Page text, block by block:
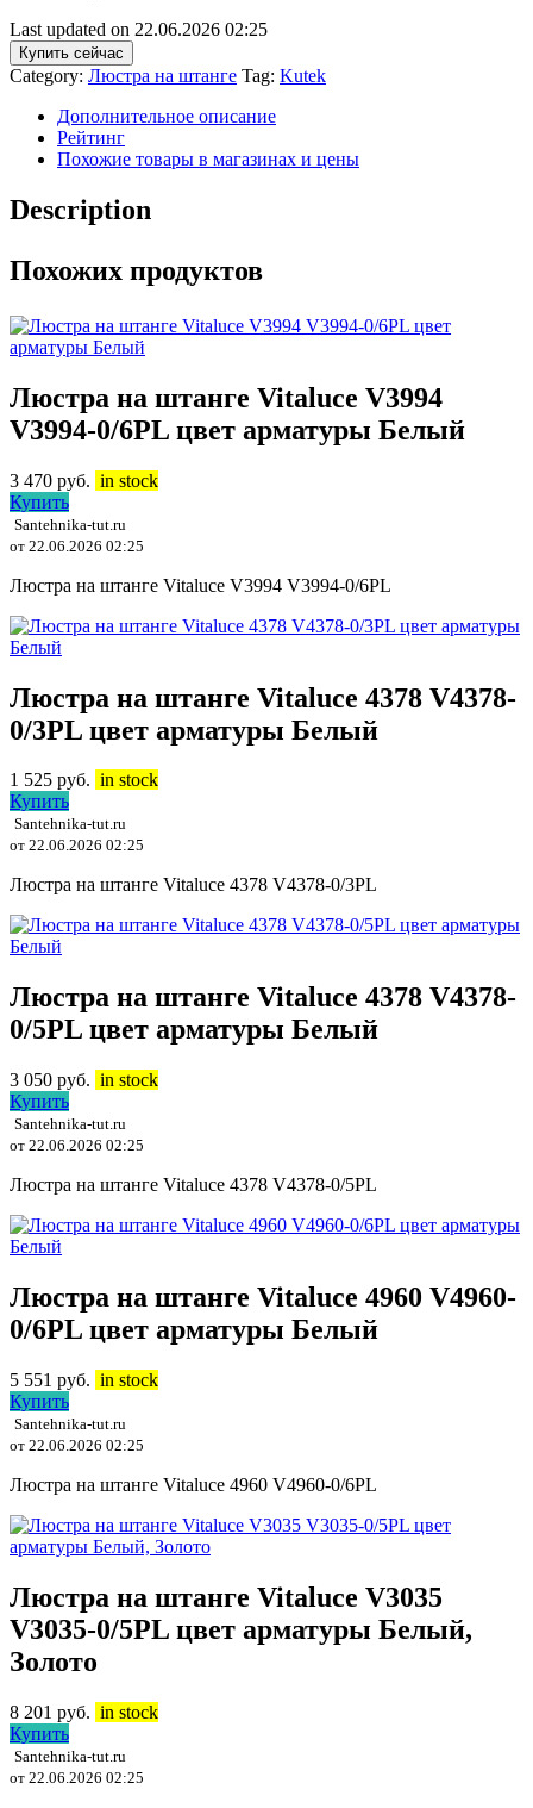
Last updated on 22.06.2026 02:25
Купить сейчас
Category: Люстра на штанге Tag: Kutek
Дополнительное описание
Рейтинг
Похожие товары в магазинах и цены
Description
Похожих продуктов
Люстра на штанге Vitaluce V3994
V3994-0/6PL цвет арматуры Белый
3 470 руб. in stock
Купить
Santehnika-tut.ru
от 22.06.2026 02:25
Люстра на штанге Vitaluce V3994 V3994-0/6PL
Люстра на штанге Vitaluce 4378 V4378-
0/3PL цвет арматуры Белый
1 525 руб. in stock
Купить
Santehnika-tut.ru
от 22.06.2026 02:25
Люстра на штанге Vitaluce 4378 V4378-0/3PL
Люстра на штанге Vitaluce 4378 V4378-
0/5PL цвет арматуры Белый
3 050 руб. in stock
Купить
Santehnika-tut.ru
от 22.06.2026 02:25
Люстра на штанге Vitaluce 4378 V4378-0/5PL
Люстра на штанге Vitaluce 4960 V4960-
0/6PL цвет арматуры Белый
5 551 руб. in stock
Купить
Santehnika-tut.ru
от 22.06.2026 02:25
Люстра на штанге Vitaluce 4960 V4960-0/6PL
Люстра на штанге Vitaluce V3035
V3035-0/5PL цвет арматуры Белый,
Золото
8 201 руб. in stock
Купить
Santehnika-tut.ru
от 22.06.2026 02:25